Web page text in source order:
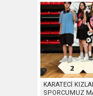
KARATECİ
SPORCUMUZ